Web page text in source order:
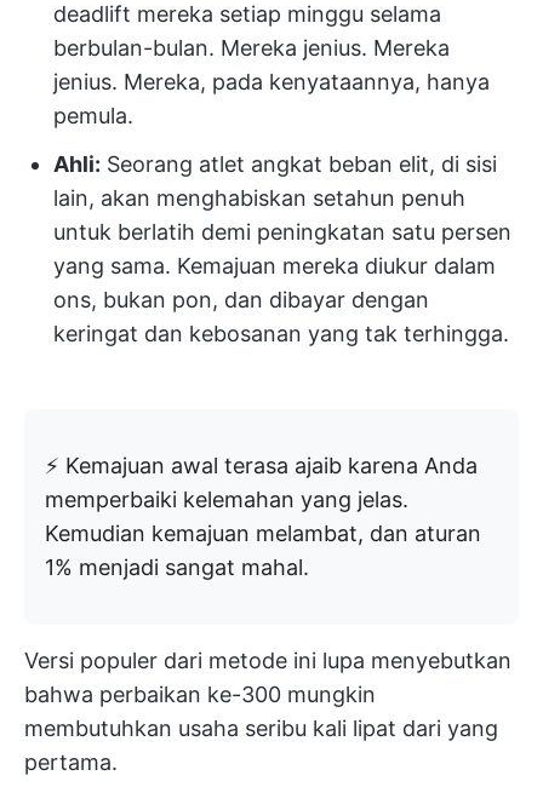
deadlift mereka setiap minggu selama
berbulan-bulan. Mereka jenius. Mereka
jenius. Mereka, pada kenyataannya, hanya
pemula.
Ahli: Seorang atlet angkat beban elit, di sisi
lain, akan menghabiskan setahun penuh
untuk berlatih demi peningkatan satu persen
yang sama. Kemajuan mereka diukur dalam
ons, bukan pon, dan dibayar dengan
keringat dan kebosanan yang tak terhingga.
⚡ Kemajuan awal terasa ajaib karena Anda
memperbaiki kelemahan yang jelas.
Kemudian kemajuan melambat, dan aturan
1% menjadi sangat mahal.
Versi populer dari metode ini lupa menyebutkan
bahwa perbaikan ke-300 mungkin
membutuhkan usaha seribu kali lipat dari yang
pertama.